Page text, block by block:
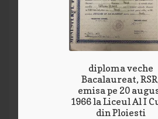
diploma veche
Bacalaureat,
emisa pe 20
1966 la Liceul Al I
din Ploiesti